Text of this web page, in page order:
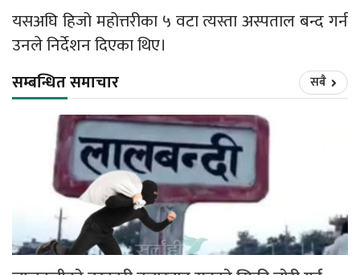
यसअघि हिजो महोत्तरीका ५ वटा त्यस्ता अस्पताल बन्द गर्न
उनले निर्देशन दिएका थिए।
सम्बन्धित समाचार सबै